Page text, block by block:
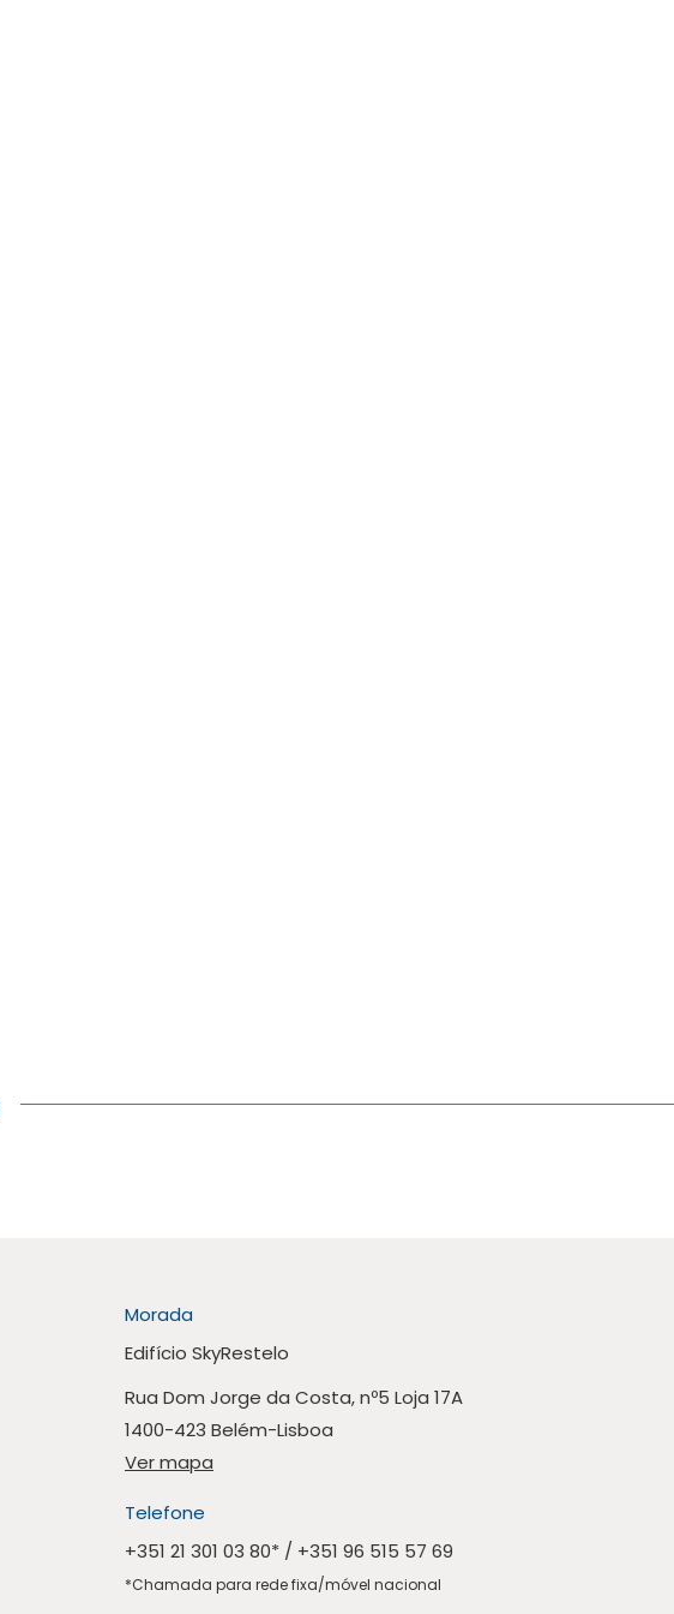
Morada
Edifício SkyRestelo
Rua Dom Jorge da Costa, nº5 Loja 17A
1400-423 Belém-Lisboa
Ver mapa
Telefone
+351 21 301 03 80* / +351 96 515 57 69
*Chamada para rede fixa/móvel nacional